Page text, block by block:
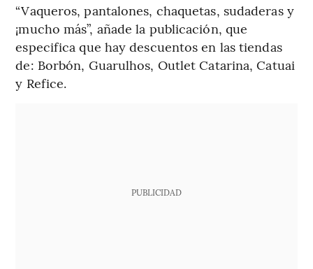
“Vaqueros, pantalones, chaquetas, sudaderas y
¡mucho más”, añade la publicación, que
especifica que hay descuentos en las tiendas
de: Borbón, Guarulhos, Outlet Catarina, Catuai
y Refice.
PUBLICIDAD